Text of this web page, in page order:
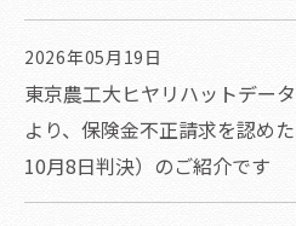
2026年05月19日
東京農工大ヒヤリハットデー
より、保険金不正請求を認め
10月8日判決）のご紹介です